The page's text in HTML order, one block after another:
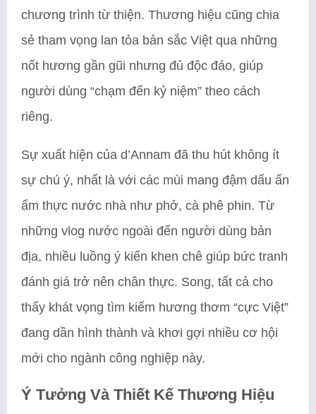
chương trình từ thiện. Thương hiệu cũng chia
sẻ tham vọng lan tỏa bản sắc Việt qua những
nốt hương gần gũi nhưng đủ độc đáo, giúp
người dùng “chạm đến kỷ niệm” theo cách
riêng.
Sự xuất hiện của d’Annam đã thu hút không ít
sự chú ý, nhất là với các mùi mang đậm dấu ấn
ẩm thực nước nhà như phở, cà phê phin. Từ
những vlog nước ngoài đến người dùng bản
địa, nhiều luồng ý kiến khen chê giúp bức tranh
đánh giá trở nên chân thực. Song, tất cả cho
thấy khát vọng tìm kiếm hương thơm “cực Việt”
đang dần hình thành và khơi gợi nhiều cơ hội
mới cho ngành công nghiệp này.
Ý Tưởng Và Thiết Kế Thương Hiệu